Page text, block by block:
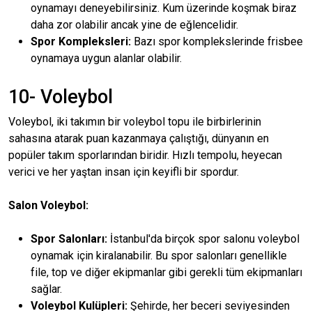
oynamayı deneyebilirsiniz. Kum üzerinde koşmak biraz
daha zor olabilir ancak yine de eğlencelidir.
Spor Kompleksleri: Bazı spor komplekslerinde frisbee
oynamaya uygun alanlar olabilir.
10- Voleybol
Voleybol, iki takımın bir voleybol topu ile birbirlerinin
sahasına atarak puan kazanmaya çalıştığı, dünyanın en
popüler takım sporlarından biridir. Hızlı tempolu, heyecan
verici ve her yaştan insan için keyifli bir spordur.
Salon Voleybol:
Spor Salonları: İstanbul'da birçok spor salonu voleybol
oynamak için kiralanabilir. Bu spor salonları genellikle
file, top ve diğer ekipmanlar gibi gerekli tüm ekipmanları
sağlar.
Voleybol Kulüpleri: Şehirde, her beceri seviyesinden